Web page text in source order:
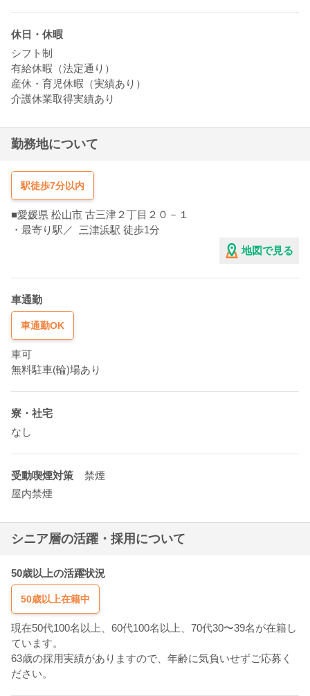
休日・休暇
シフト制
有給休暇（法定通り）
産休・育児休暇（実績あり）
介護休業取得実績あり
勤務地について
駅徒歩7分以内
■愛媛県 松山市 古三津２丁目２０－１
・最寄り駅／ 三津浜駅 徒歩1分
地図で見る
車通勤
車通勤OK
車可
無料駐車(輪)場あり
寮・社宅
なし
受動喫煙対策
禁煙
屋内禁煙
シニア層の活躍・採用について
50歳以上の活躍状況
50歳以上在籍中
現在50代100名以上、60代100名以上、70代30〜39名が在籍し
ています。
63歳の採用実績がありますので、年齢に気負いせずご応募く
ださい。